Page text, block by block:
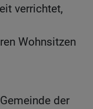
verrichtet,
Wohnsitzen
der